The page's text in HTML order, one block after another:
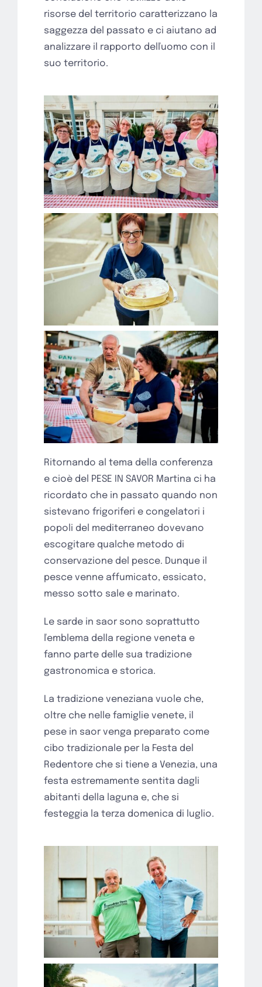
risorse del territorio caratterizzano la
saggezza del passato e ci aiutano ad
analizzare il rapporto delľuomo con il
suo territorio.
Ritornando al tema della conferenza
e cioè del PESE IN SAVOR Martina ci ha
ricordato che in passato quando non
sistevano frigoriferi e congelatori i
popoli del mediterraneo dovevano
escogitare qualche metodo di
conservazione del pesce. Dunque il
pesce venne affumicato, essicato,
messo sotto sale e marinato.
Le sarde in saor sono soprattutto
ľemblema della regione veneta e
fanno parte delle sua tradizione
gastronomica e storica.
La tradizione veneziana vuole che,
oltre che nelle famiglie venete, il
pese in saor venga preparato come
cibo tradizionale per la Festa del
Redentore che si tiene a Venezia, una
festa estremamente sentita dagli
abitanti della laguna e, che si
festeggia la terza domenica di luglio.